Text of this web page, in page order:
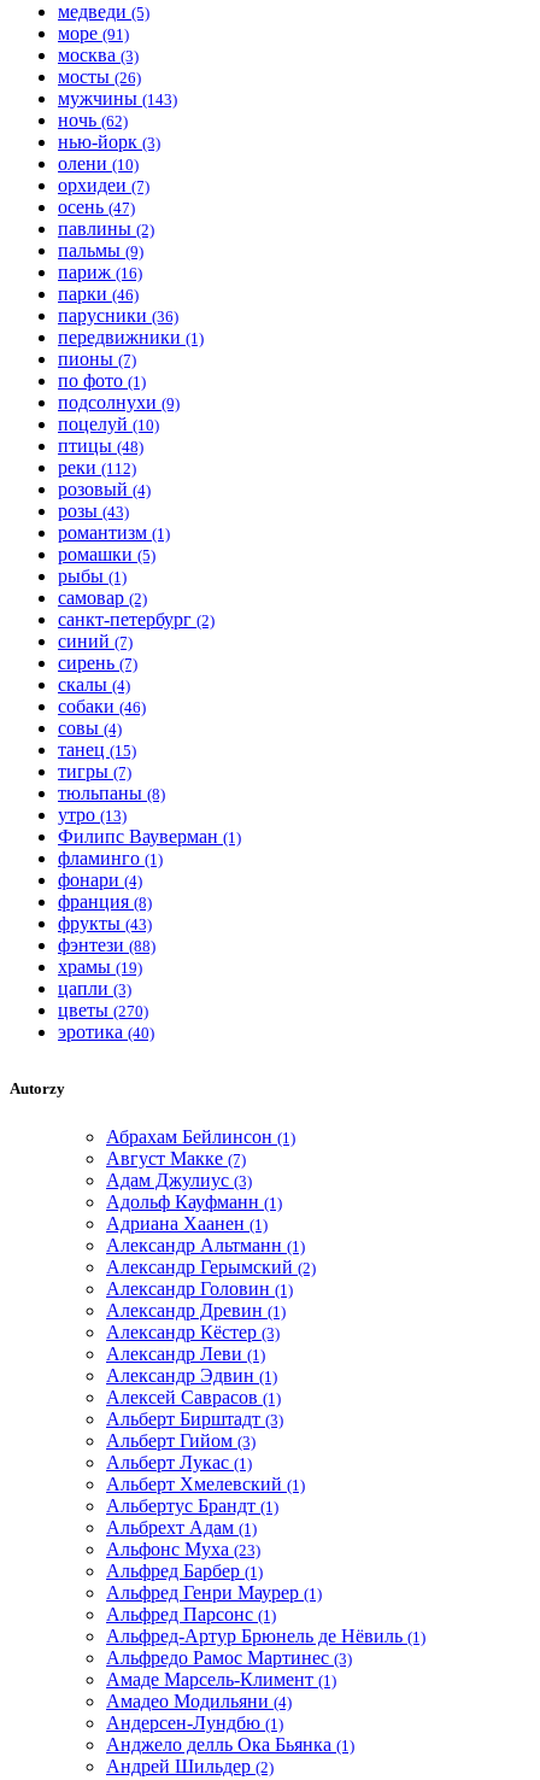
медведи (5)
море (91)
москва (3)
мосты (26)
мужчины (143)
ночь (62)
нью-йорк (3)
олени (10)
орхидеи (7)
осень (47)
павлины (2)
пальмы (9)
париж (16)
парки (46)
парусники (36)
передвижники (1)
пионы (7)
по фото (1)
подсолнухи (9)
поцелуй (10)
птицы (48)
реки (112)
розовый (4)
розы (43)
романтизм (1)
ромашки (5)
рыбы (1)
самовар (2)
санкт-петербург (2)
синий (7)
сирень (7)
скалы (4)
собаки (46)
совы (4)
танец (15)
тигры (7)
тюльпаны (8)
утро (13)
Филипс Вауверман (1)
фламинго (1)
фонари (4)
франция (8)
фрукты (43)
фэнтези (88)
храмы (19)
цапли (3)
цветы (270)
эротика (40)
Autorzy
Абрахам Бейлинсон (1)
Август Макке (7)
Адам Джулиус (3)
Адольф Кауфманн (1)
Адриана Хаанен (1)
Александр Альтманн (1)
Александр Герымский (2)
Александр Головин (1)
Александр Древин (1)
Александр Кёстер (3)
Александр Леви (1)
Александр Эдвин (1)
Алексей Саврасов (1)
Альберт Бирштадт (3)
Альберт Гийом (3)
Альберт Лукас (1)
Альберт Хмелевский (1)
Альбертус Брандт (1)
Альбрехт Адам (1)
Альфонс Муха (23)
Альфред Барбер (1)
Альфред Генри Маурер (1)
Альфред Парсонс (1)
Альфред-Артур Брюнель де Нёвиль (1)
Альфредо Рамос Мартинес (3)
Амаде Марсель-Климент (1)
Амадео Модильяни (4)
Андерсен-Лундбю (1)
Анджело делль Ока Бьянка (1)
Андрей Шильдер (2)